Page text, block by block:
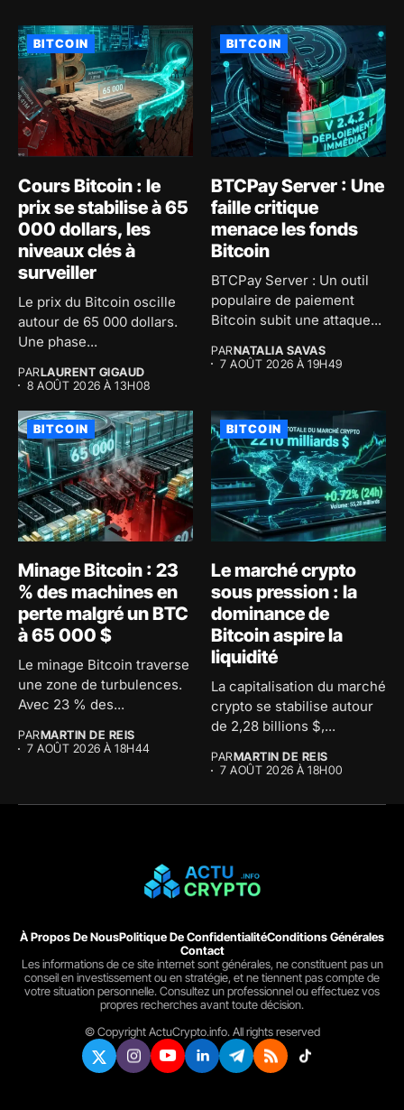
BITCOIN
Cours Bitcoin : le
prix se stabilise à 65
000 dollars, les
niveaux clés à
surveiller
Le prix du Bitcoin oscille
autour de 65 000 dollars.
Une phase...
PARLAURENT GIGAUD
8 AOÛT 2026 À 13H08
BITCOIN
BTCPay Server : Une
faille critique
menace les fonds
Bitcoin
BTCPay Server : Un outil
populaire de paiement
Bitcoin subit une attaque...
PARNATALIA SAVAS
7 AOÛT 2026 À 19H49
BITCOIN
Minage Bitcoin : 23
% des machines en
perte malgré un BTC
à 65 000 $
Le minage Bitcoin traverse
une zone de turbulences.
Avec 23 % des...
PARMARTIN DE REIS
7 AOÛT 2026 À 18H44
BITCOIN
Le marché crypto
sous pression : la
dominance de
Bitcoin aspire la
liquidité
La capitalisation du marché
crypto se stabilise autour
de 2,28 billions $,...
PARMARTIN DE REIS
7 AOÛT 2026 À 18H00
À Propos De NousPolitique De ConfidentialitéConditions Générales
Contact
Les informations de ce site internet sont générales, ne constituent pas un
conseil en investissement ou en stratégie, et ne tiennent pas compte de
votre situation personnelle. Consultez un professionnel ou effectuez vos
propres recherches avant toute décision.
© Copyright ActuCrypto.info. All rights reserved